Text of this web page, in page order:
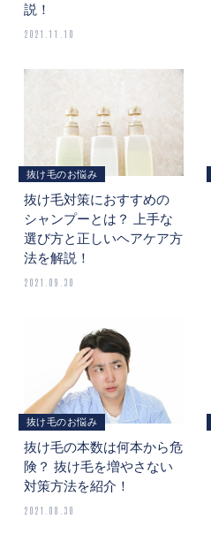
説！
2021.11.10
抜け毛のお悩み
抜け毛対策におすすめの
シャンプーとは？ 上手な
選び方と正しいヘアケア方
法を解説！
2021.09.30
抜け毛のお悩み
抜け毛の本数は何本から危
険？ 抜け毛を増やさない
対策方法を紹介！
2021.08.30